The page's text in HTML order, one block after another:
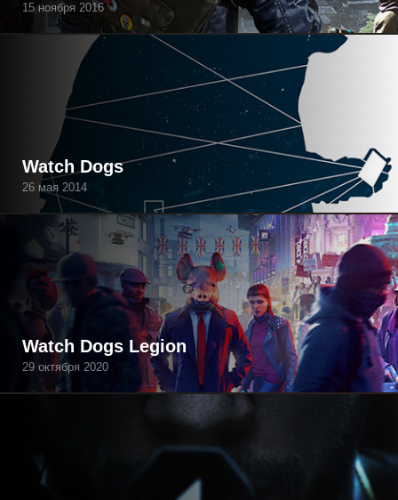
15 ноября 2016
Watch Dogs
26 мая 2014
Watch Dogs Legion
29 октября 2020